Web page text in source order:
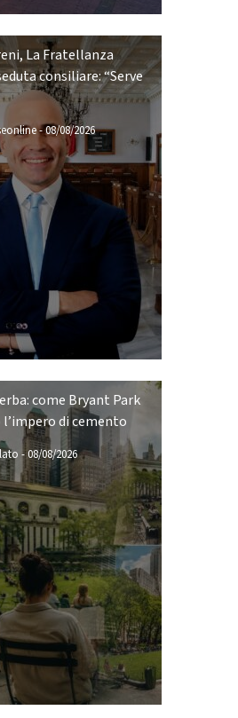
La Fratellanza
consiliare: “Serve
-08/08/2026
come Bryant Park
di cemento
-08/08/2026